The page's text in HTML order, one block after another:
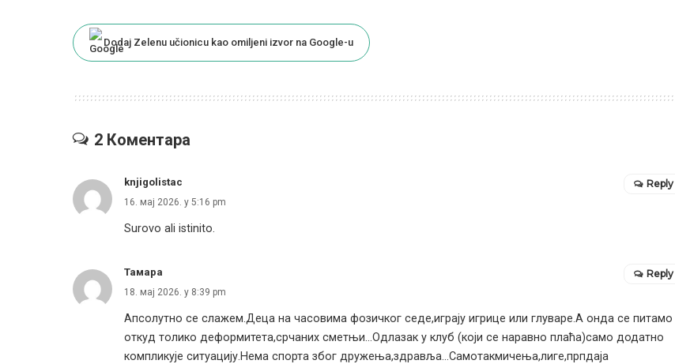
Dodaj Zelenu učionicu kao omiljeni izvor na Google-u
2 Коментара
knjigolistac
16. мај 2026. у 5:16 pm
Surovo ali istinito.
Reply
Тамара
18. мај 2026. у 8:39 pm
Апсолутно се слажем.Деца на часовима фозичког седе,играју игрице или глуваре.А онда се питамо
откуд толико деформитета,срчаних сметњи…Одлазак у клуб (који се наравно плаћа)само додатно
компликује ситуацију.Нема спорта због дружења,здравља…Самотакмичења,лиге,прпдаја
Reply